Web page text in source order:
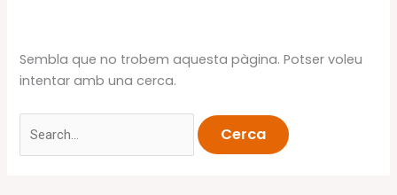
Sembla que no trobem aquesta pàgina. Potser voleu
intentar amb una cerca.